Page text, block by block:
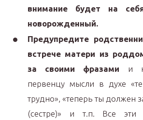
внимание будет на
новорожденный.
Предупредите
встрече матери из
за своими фразами и
первенцу мысли в духе
трудно», «теперь ты должен
(сестре)» и т.п. Все эти